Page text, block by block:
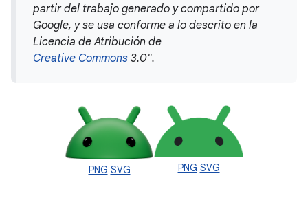
partir del trabajo generado y compartido por
Google, y se usa conforme a lo descrito en la
Licencia de Atribución de
Creative Commons 3.0".
PNG SVG PNG SVG